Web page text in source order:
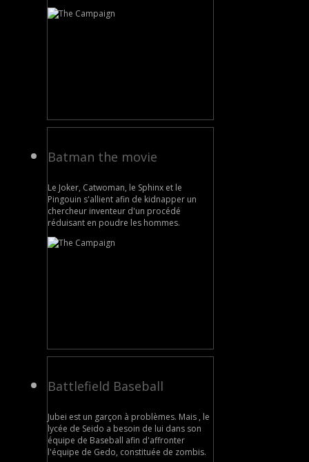
Batman the movie
Le Joker, Catwoman, le Sphinx et le
Pingouin s'allient afin de kidnapper un
chercheur inventeur d'un procédé
réduisant en poudre les hommes.
Battlefield Baseball
Jubei est un garçon à problèmes. Mais , le
lycée de Seido a besoin de lui dans son
équipe de Baseball afin d'affronter
l'équipe de Gedo, constituée de zombis.